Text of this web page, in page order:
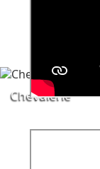
Chevalerie